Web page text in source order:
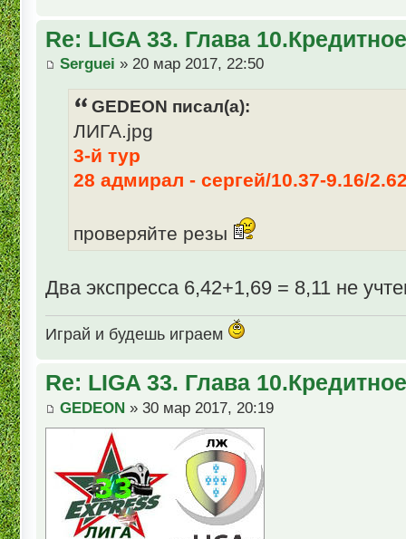
Re: LIGA 33. Глава
Serguei » 20 мар 2017, 22:50
GEDEON писал(а):
ЛИГА.jpg
3-й тур
28 адмирал - сергей/10.37-9.16/
проверяйте резы
Два экспресса 6,42+1,69 = 8,11 не
Играй и будешь играем
Re: LIGA 33. Глава
GEDEON » 30 мар 2017, 20:19